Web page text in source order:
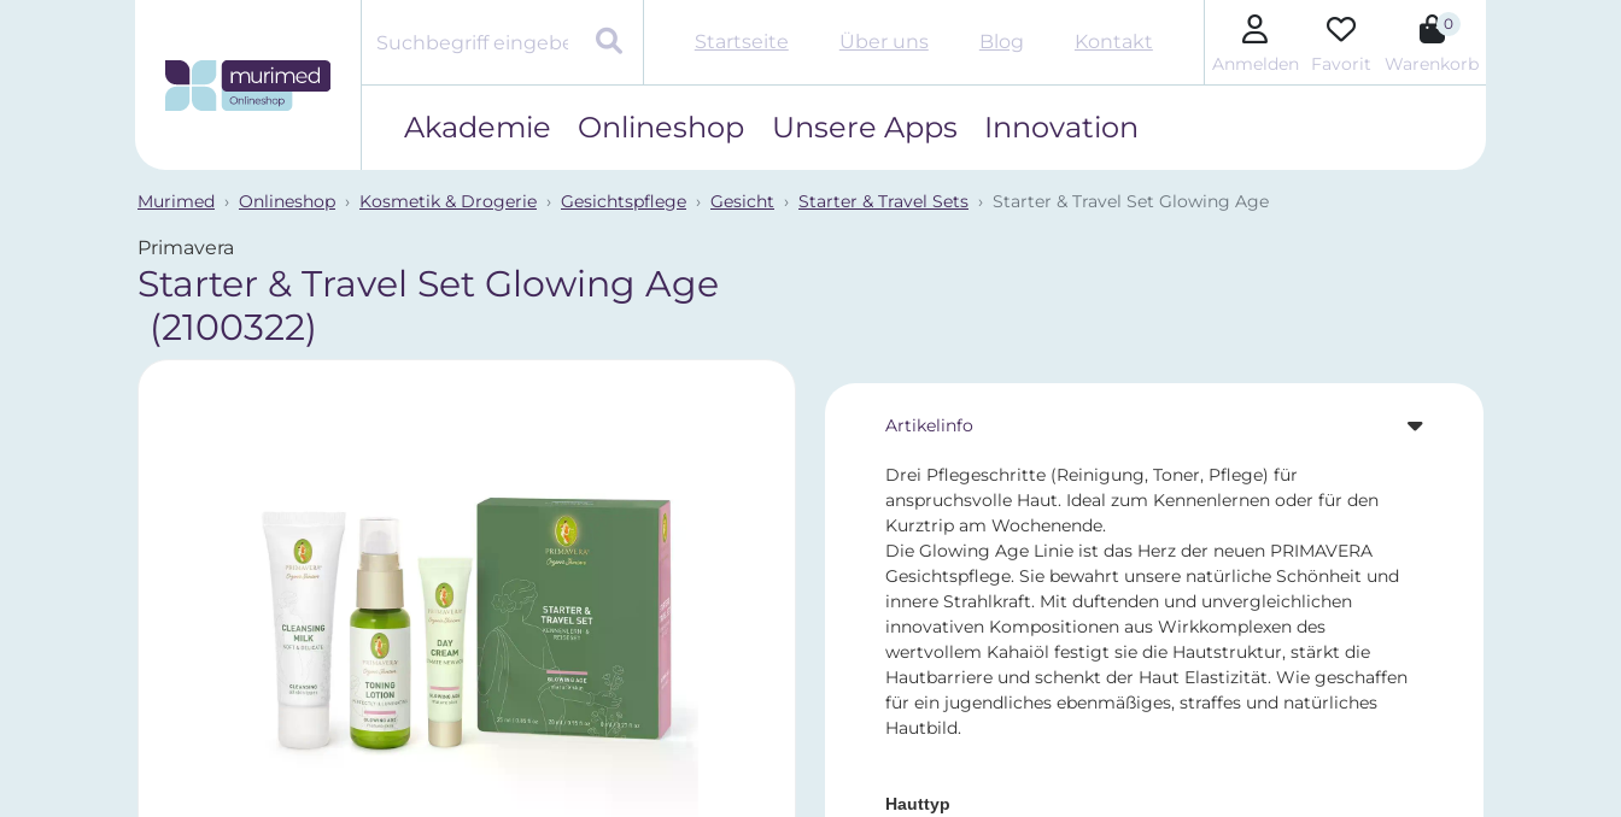
Startseite Über uns Blog Kontakt
Anmelden Favorit
0
Warenkorb
Akademie Onlineshop Unsere Apps Innovation
Murimed Onlineshop Kosmetik & Drogerie Gesichtspflege Gesicht Starter & Travel Sets Starter & Travel Set Glowing Age
Primavera
Starter & Travel Set Glowing Age
(2100322)
Artikelinfo
Drei Pflegeschritte (Reinigung, Toner, Pflege) für
anspruchsvolle Haut. Ideal zum Kennenlernen oder für den
Kurztrip am Wochenende.
Die Glowing Age Linie ist das Herz der neuen PRIMAVERA
Gesichtspflege. Sie bewahrt unsere natürliche Schönheit und
innere Strahlkraft. Mit duftenden und unvergleichlichen
innovativen Kompositionen aus Wirkkomplexen des
wertvollem Kahaiöl festigt sie die Hautstruktur, stärkt die
Hautbarriere und schenkt der Haut Elastizität. Wie geschaffen
für ein jugendliches ebenmäßiges, straffes und natürliches
Hautbild.
Hauttyp